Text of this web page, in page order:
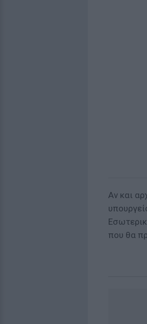
Αν και
που θα